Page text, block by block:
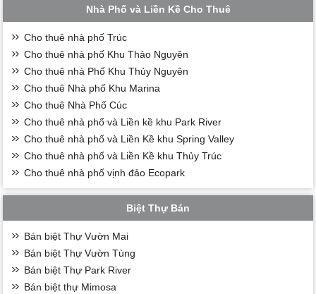
Nhà Phố và Liền Kề Cho Thuê
Cho thuê nhà phố Trúc
Cho thuê nhà phố Khu Thảo Nguyên
Cho thuê nhà Phố Khu Thủy Nguyên
Cho thuê Nhà phố Khu Marina
Cho thuê Nhà Phố Cúc
Cho thuê nhà phố và Liền kề khu Park River
Cho thuê nhà phố và Liền Kề khu Spring Valley
Cho thuê nhà phố và Liền Kề khu Thủy Trúc
Cho thuê nhà phố vịnh đảo Ecopark
Biệt Thự Bán
Bán biệt Thự Vườn Mai
Bán biệt Thự Vườn Tùng
Bán biệt Thự Park River
Bán biệt thự Mimosa